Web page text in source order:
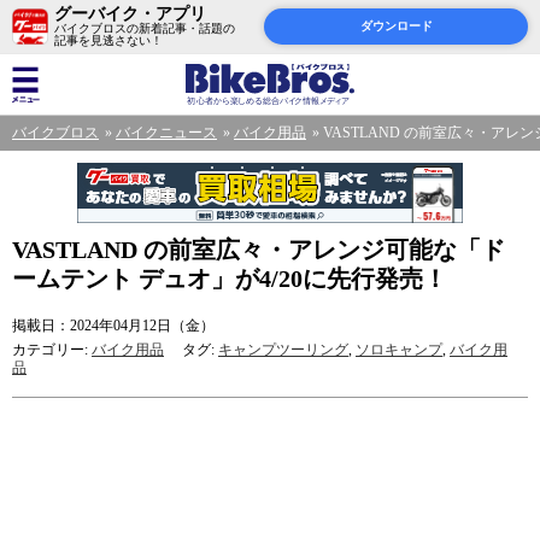
グーバイク・アプリ
バイクブロスの新着記事・話題の
記事を見逃さない！
ダウンロード
バイクブロス バイクニュース バイク用品 VASTLAND の前室広々・アレン
VASTLAND の前室広々・アレンジ可能な「ド
ームテント デュオ」が4/20に先行発売！
掲載日：2024年04月12日（金）
カテゴリー: バイク用品 タグ: キャンプツーリング, ソロキャンプ, バイク用
品